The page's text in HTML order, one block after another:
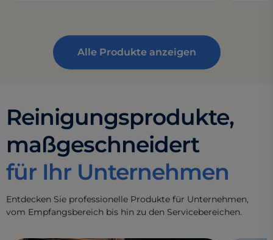
Alle Produkte anzeigen
Reinigungsprodukte,
maßgeschneidert
für Ihr Unternehmen
Entdecken Sie professionelle Produkte für Unternehmen,
vom Empfangsbereich bis hin zu den Servicebereichen.